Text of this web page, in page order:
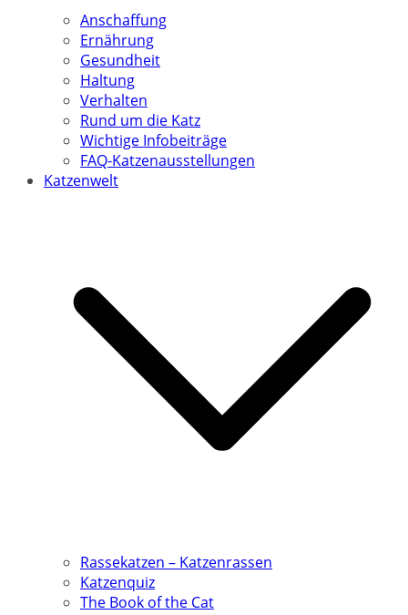
Anschaffung
Ernährung
Gesundheit
Haltung
Verhalten
Rund um die Katz
Wichtige Infobeiträge
FAQ-Katzenausstellungen
Katzenwelt
Rassekatzen – Katzenrassen
Katzenquiz
The Book of the Cat